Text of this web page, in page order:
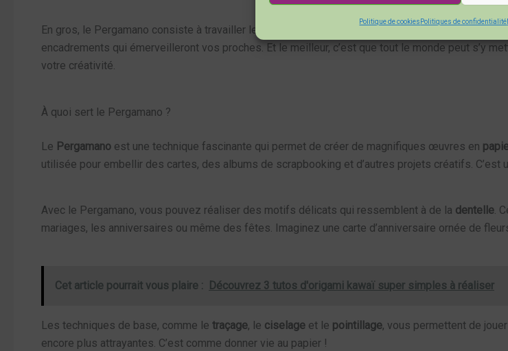
Politique de cookies Politiques de confidentialité
En gros, le Pergamano consiste à travailler le papier parchemin pour lui donner vie. Avec un
encadrements qui émerveilleront vos proches. Et le meilleur, c’est que tout le monde peut s’y
votre créativité.
À quoi sert le Pergamano ?
Le Pergamano est une technique fascinante qui permet de créer de magnifiques œuvres en
utilisée pour embellir des cartes, des albums de scrapbooking et d’autres projets créatifs. C’est
Avec le Pergamano, vous pouvez réaliser des motifs délicats qui ressemblent à de la dentelle.
mariages, les anniversaires ou même des fêtes. Imaginez une carte d’anniversaire ornée de
Cet article pourrait vous plaire : Découvrez 3 tutos d'origami kawaï super simples à réaliser
Les techniques de base, comme le traçage, le ciselage et le pointillage, vous permettent de
encore plus attrayantes. C’est comme donner vie au papier !